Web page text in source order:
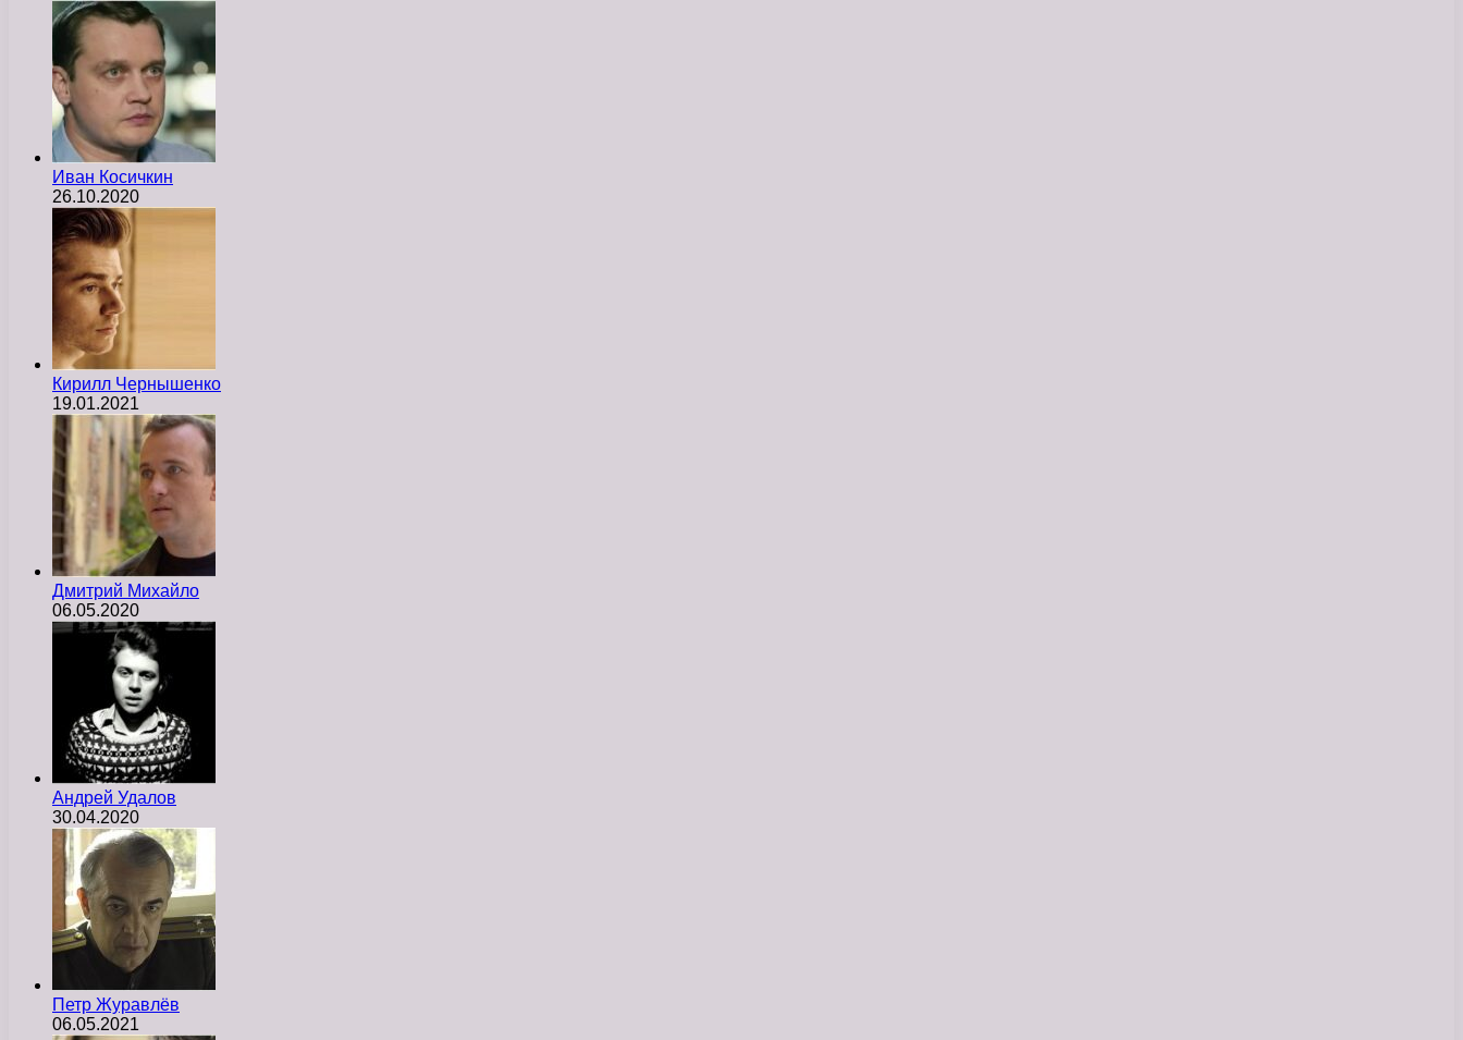
Иван Косичкин
26.10.2020
Кирилл Чернышенко
19.01.2021
Дмитрий Михайло
06.05.2020
Андрей Удалов
30.04.2020
Петр Журавлёв
06.05.2021